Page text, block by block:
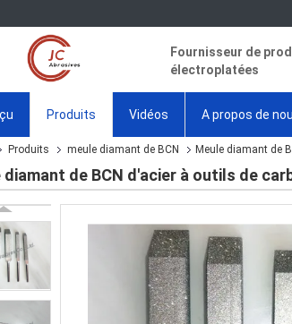
Fournisseur de
électroplatées
Produits Vidéos A propos de
Produits meule diamant de BCN Meule diamant de
diamant de BCN d'acier à outils de